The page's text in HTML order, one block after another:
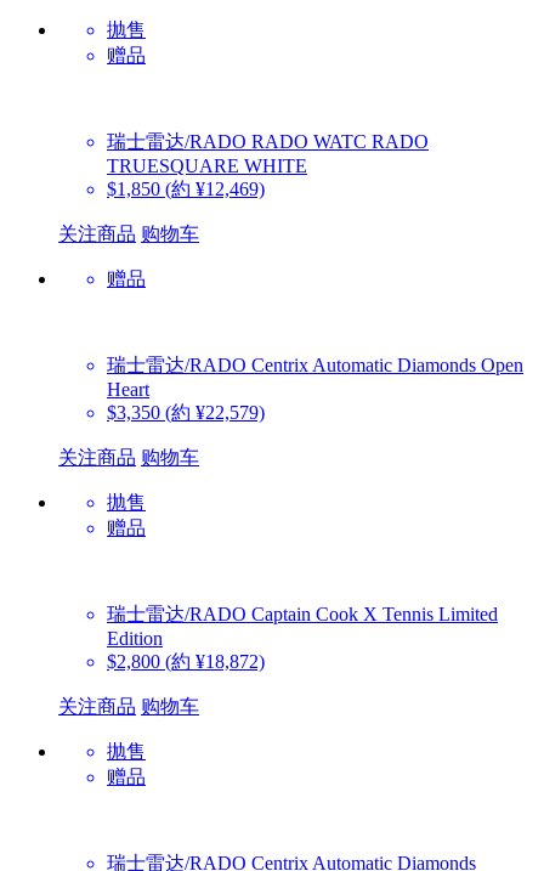
抛售
赠品
瑞士雷达/RADO RADO WATC RADO
TRUESQUARE WHITE
$1,850 (約 ¥12,469)
关注商品 购物车
赠品
瑞士雷达/RADO Centrix Automatic Diamonds Open
Heart
$3,350 (約 ¥22,579)
关注商品 购物车
抛售
赠品
瑞士雷达/RADO Captain Cook X Tennis Limited
Edition
$2,800 (約 ¥18,872)
关注商品 购物车
抛售
赠品
瑞士雷达/RADO Centrix Automatic Diamonds